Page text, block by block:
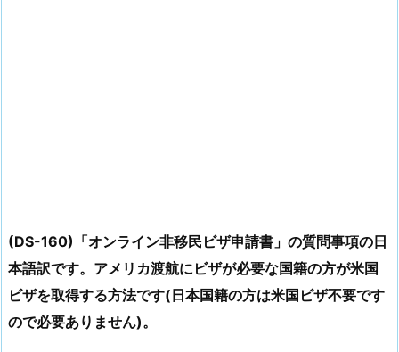
(DS-160)「オンライン非移民ビザ申請書」の質問事項の日
本語訳です。アメリカ渡航にビザが必要な国籍の方が米国
ビザを取得する方法です(日本国籍の方は米国ビザ不要です
ので必要ありません)。